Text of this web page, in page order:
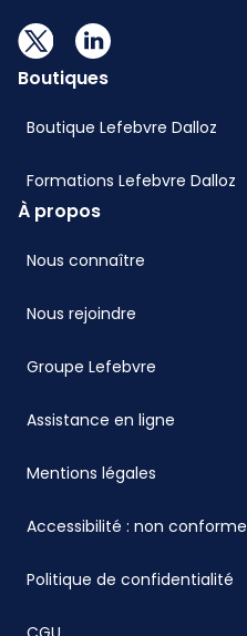
Boutiques
Boutique Lefebvre Dalloz
Formations Lefebvre Dalloz
À propos
Nous connaître
Nous rejoindre
Groupe Lefebvre
Assistance en ligne
Mentions légales
Accessibilité : non conforme
Politique de confidentialité